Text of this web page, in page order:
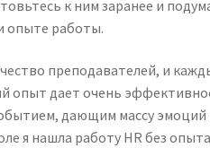
к ним заранее и
опыте работы.
преподавателей, и
опыт дает очень
дающим массу
я нашла работу HR без